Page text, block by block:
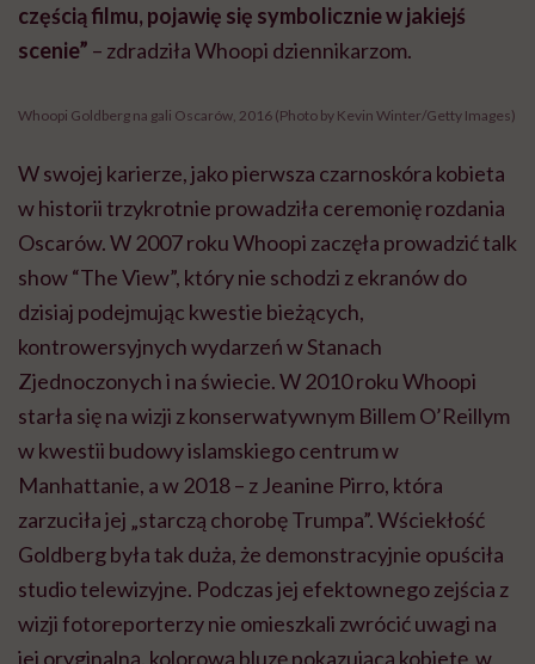
częścią filmu, pojawię się symbolicznie w jakiejś
scenie” – zdradziła Whoopi dziennikarzom.
Whoopi Goldberg na gali Oscarów, 2016 (Photo by Kevin Winter/Getty Images)
W swojej karierze, jako pierwsza czarnoskóra kobieta
w historii trzykrotnie prowadziła ceremonię rozdania
Oscarów. W 2007 roku Whoopi zaczęła prowadzić talk
show “The View”, który nie schodzi z ekranów do
dzisiaj podejmując kwestie bieżących,
kontrowersyjnych wydarzeń w Stanach
Zjednoczonych i na świecie. W 2010 roku Whoopi
starła się na wizji z konserwatywnym Billem O’Reillym
w kwestii budowy islamskiego centrum w
Manhattanie, a w 2018 – z Jeanine Pirro, która
zarzuciła jej „starczą chorobę Trumpa”. Wściekłość
Goldberg była tak duża, że demonstracyjnie opuściła
studio telewizyjne. Podczas jej efektownego zejścia z
wizji fotoreporterzy nie omieszkali zwrócić uwagi na
jej oryginalną, kolorową bluzę pokazującą kobietę w